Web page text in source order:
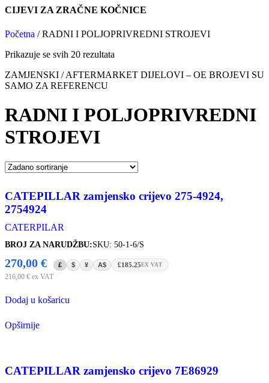
CIJEVI ZA ZRAČNE KOČNICE
Početna / RADNI I POLJOPRIVREDNI STROJEVI
Prikazuje se svih 20 rezultata
ZAMJENSKI / AFTERMARKET DIJELOVI – OE BROJEVI SU
SAMO ZA REFERENCU
RADNI I POLJOPRIVREDNI
STROJEVI
CATEPILLAR zamjensko crijevo 275-4924,
2754924
CATERPILAR
BROJ ZA NARUDŽBU:SKU: 50-1-6/S
270,00 € £ $ ¥ A$ £185.25EX VAT
216,00 € ex VAT
Dodaj u košaricu
Opširnije
CATEPILLAR zamjensko crijevo 7E86929